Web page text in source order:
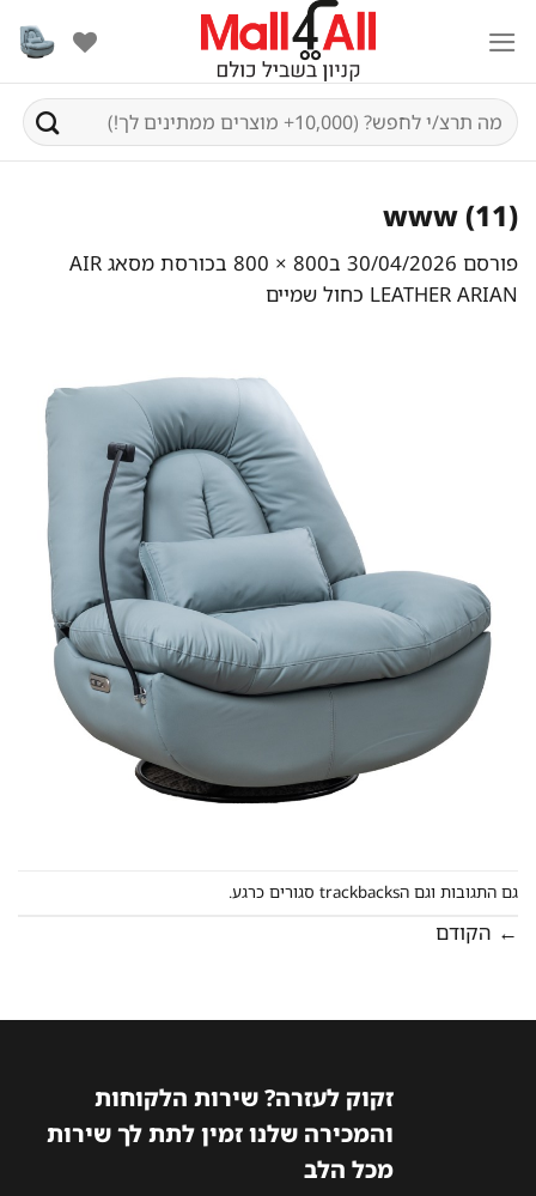
content
חיפוש
עבור:
www (11)
פורסם 30/04/2026 ב800 × 800 ב
כורסת מסאג AIR
LEATHER ARIAN כחול שמיים
גם התגובות וגם הtrackbacks סגורים כרגע.
← הקודם
זקוק לעזרה? שירות הלקוחות
והמכירה שלנו זמין לתת לך שירות
מכל הלב